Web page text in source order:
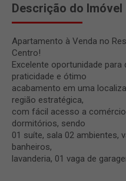
Descrição do Imóvel
Apartamento à Venda no
Centro!
Excelente oportunidade
praticidade e ótimo
acabamento em uma
região estratégica,
com fácil acesso a
dormitórios, sendo
01 suíte, sala 02 ambientes,
banheiros,
lavanderia, 01 vaga de